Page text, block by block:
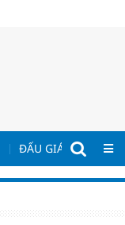
ĐẤU GIÁ - ĐẤU